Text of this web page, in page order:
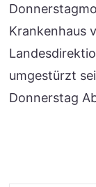
Krankenhaus
umgestürzt
Donnerstag